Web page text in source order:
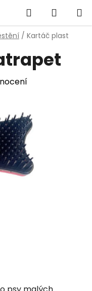
Hledat
KOŠÍK
/ Kartáč plast